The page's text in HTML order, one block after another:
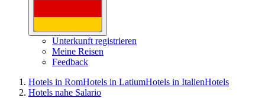
Unterkunft registrieren
Meine Reisen
Feedback
Hotels in RomHotels in LatiumHotels in ItalienHotels
Hotels nahe Salario